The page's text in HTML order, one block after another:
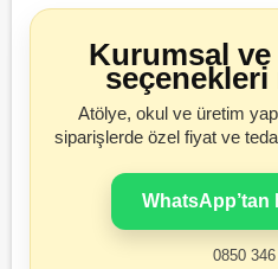
Kurumsal ve
Atölye, okul ve üretim
siparişlerde özel fiyat ve
WhatsApp’tan
0850